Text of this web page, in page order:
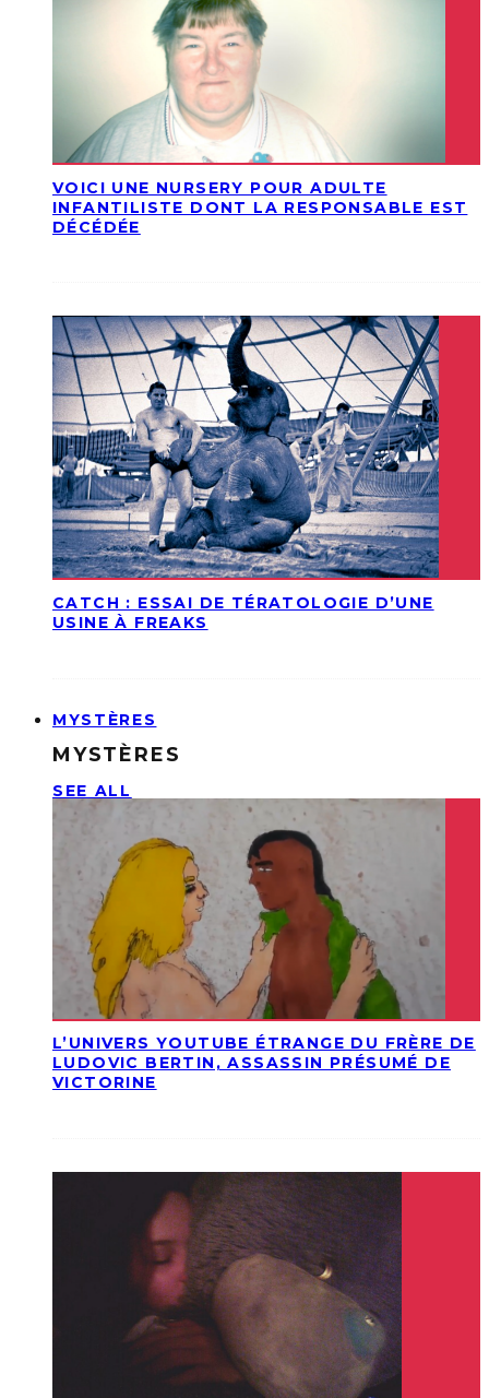
VOICI UNE NURSERY POUR ADULTE
INFANTILISTE DONT LA RESPONSABLE EST
DÉCÉDÉE
CATCH : ESSAI DE TÉRATOLOGIE D’UNE
USINE À FREAKS
MYSTÈRES
MYSTÈRES
SEE ALL
L’UNIVERS YOUTUBE ÉTRANGE DU FRÈRE DE
LUDOVIC BERTIN, ASSASSIN PRÉSUMÉ DE
VICTORINE